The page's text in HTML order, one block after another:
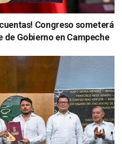
Congreso someterá
Gobierno en Campeche